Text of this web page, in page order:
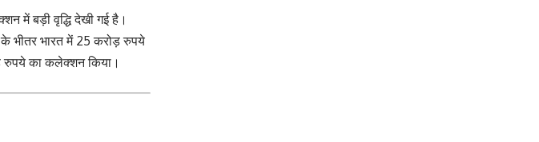
में बड़ी वृद्धि देखी गई है।
भीतर भारत में 25 करोड़ रुपये
रुपये का कलेक्शन किया।